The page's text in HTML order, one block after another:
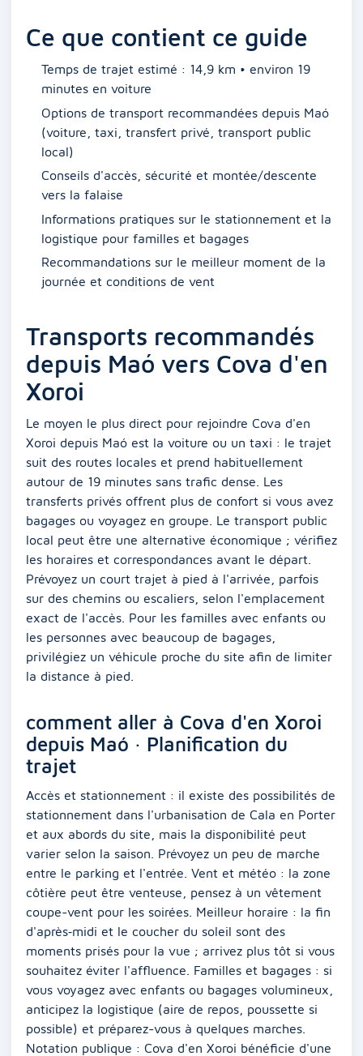
Ce que contient ce guide
Temps de trajet estimé : 14,9 km • environ 19
minutes en voiture
Options de transport recommandées depuis Maó
(voiture, taxi, transfert privé, transport public
local)
Conseils d'accès, sécurité et montée/descente
vers la falaise
Informations pratiques sur le stationnement et la
logistique pour familles et bagages
Recommandations sur le meilleur moment de la
journée et conditions de vent
Transports recommandés
depuis Maó vers Cova d'en
Xoroi
Le moyen le plus direct pour rejoindre Cova d'en
Xoroi depuis Maó est la voiture ou un taxi : le trajet
suit des routes locales et prend habituellement
autour de 19 minutes sans trafic dense. Les
transferts privés offrent plus de confort si vous avez
bagages ou voyagez en groupe. Le transport public
local peut être une alternative économique ; vérifiez
les horaires et correspondances avant le départ.
Prévoyez un court trajet à pied à l'arrivée, parfois
sur des chemins ou escaliers, selon l'emplacement
exact de l'accès. Pour les familles avec enfants ou
les personnes avec beaucoup de bagages,
privilégiez un véhicule proche du site afin de limiter
la distance à pied.
comment aller à Cova d'en Xoroi
depuis Maó · Planification du
trajet
Accès et stationnement : il existe des possibilités de
stationnement dans l'urbanisation de Cala en Porter
et aux abords du site, mais la disponibilité peut
varier selon la saison. Prévoyez un peu de marche
entre le parking et l'entrée. Vent et météo : la zone
côtière peut être venteuse, pensez à un vêtement
coupe-vent pour les soirées. Meilleur horaire : la fin
d'après‑midi et le coucher du soleil sont des
moments prisés pour la vue ; arrivez plus tôt si vous
souhaitez éviter l'affluence. Familles et bagages : si
vous voyagez avec enfants ou bagages volumineux,
anticipez la logistique (aire de repos, poussette si
possible) et préparez-vous à quelques marches.
Notation publique : Cova d'en Xoroi bénéficie d'une